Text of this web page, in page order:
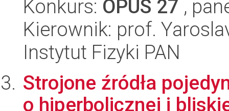
Konkurs: OPUS 27 ,
Kierownik: prof.
Instytut Fizyki PAN
Strojone źródła
o hiperbolicznej i